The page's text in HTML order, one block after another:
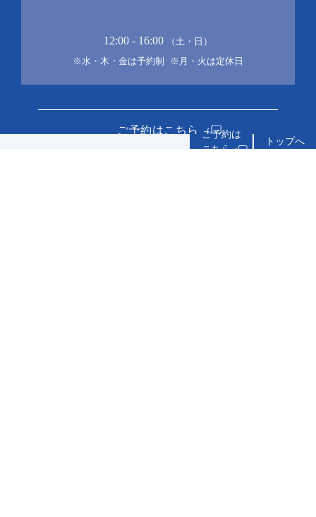
12:00 - 16:00
（土・日）
※水・木・金は予約制
※月・火は定休日
ご予約はこちら
トップへ